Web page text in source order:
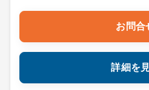
お問合
詳細を